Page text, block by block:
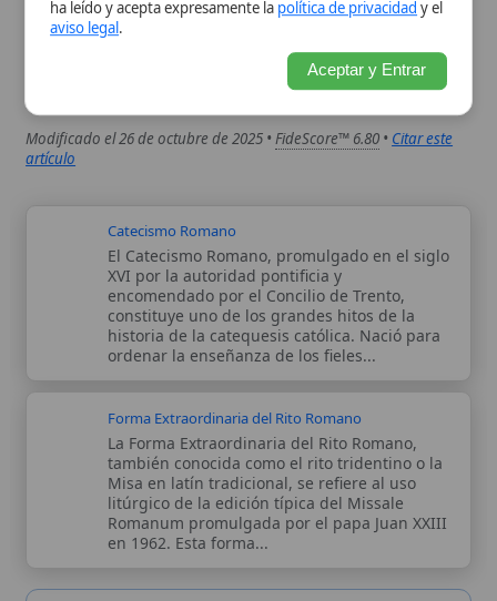
Catecismo Romano
El Catecismo Romano, promulgado en el siglo
XVI por la autoridad pontificia y
encomendado por el Concilio de Trento,
constituye uno de los grandes hitos de la
historia de la catequesis católica. Nació para
ordenar la enseñanza de los fieles...
La Forma Extraordinaria del Rito Romano,
también conocida como el rito tridentino o la
Misa en latín tradicional, se refiere al uso
litúrgico de la edición típica del Missale
Romanum promulgada por el papa Juan XXIII
en 1962. Esta forma...
Artículo supervisado por el Comité
editorial de Wikitólica. Las afirmaciones
del artículo están basadas y contrastadas
usando fuentes catolicas: escritos
patrísticos, de santos, artículos
teológicos, documentos históricos, actas
magisteriales y documentos oficiales de